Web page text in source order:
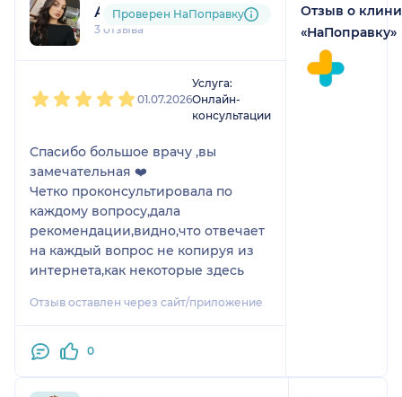
Арина
3 отзыва
Проверен НаПоправку
01.07.2026
Услуга:
Онлайн-
консультации
Спасибо большое врачу ,вы
замечательная ❤️
Четко проконсультировала по
каждому вопросу,дала
рекомендации,видно,что отвечает
на каждый вопрос не копируя из
интернета,как некоторые здесь
Отзыв оставлен через сайт/приложение
0
Отзыв о
«НаПоправку»